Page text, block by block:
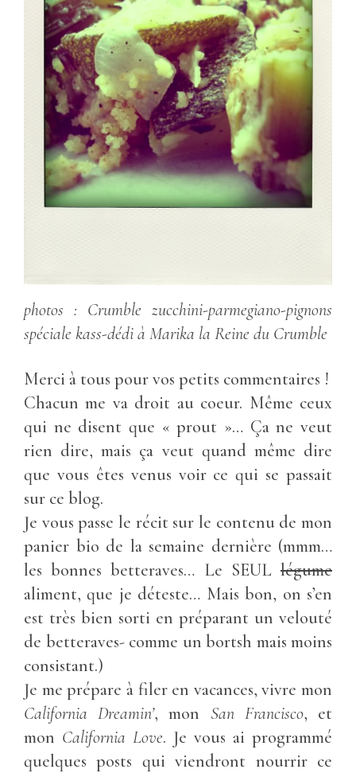
photos : Crumble zucchini-parmegiano-pignons
spéciale kass-dédi à Marika la Reine du Crumble
Merci à tous pour vos petits commentaires !
Chacun me va droit au coeur. Même ceux
qui ne disent que « prout »… Ça ne veut
rien dire, mais ça veut quand même dire
que vous êtes venus voir ce qui se passait
sur ce blog.
Je vous passe le récit sur le contenu de mon
panier bio de la semaine dernière (mmm…
les bonnes betteraves… Le SEUL légume
aliment, que je déteste… Mais bon, on s’en
est très bien sorti en préparant un velouté
de betteraves- comme un bortsh mais moins
consistant.)
Je me prépare à filer en vacances, vivre mon
California Dreamin’, mon San Francisco, et
mon California Love. Je vous ai programmé
quelques posts qui viendront nourrir ce